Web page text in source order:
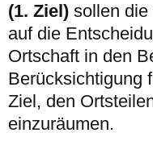
(1. Ziel) sollen
auf die
Ortschaft in den
Berücksichtigung
Ziel, den
einzuräumen.